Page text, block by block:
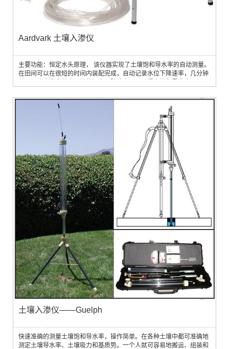
Aardvark 土壤入渗仪
主要功能：恒定水头原理， 该仪器实现了土壤饱和导水率的自动测量。
在田间可以在很短的时间内装配完成，自动记录水位下降速率，几分钟
土壤入渗仪——Guelph
快速准确的测量土壤饱和导水率，操作简单。在各种土壤中都可准确地
测定土壤导水率、土壤吸力和基质势。一个人就可容易地搬运、组装和